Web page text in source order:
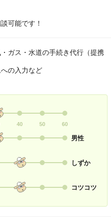
可能です！
ガス・水道の手続き代行（提携
の入力など
40 50 60
男性
しずか
コツコツ